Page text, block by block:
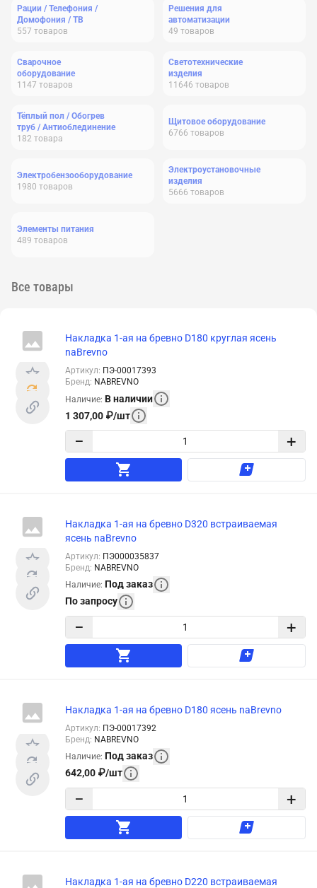
Рации / Телефония /
Домофония / ТВ
557 товаров
Решения для
автоматизации
49 товаров
Сварочное
оборудование
1147 товаров
Светотехнические
изделия
11646 товаров
Тёплый пол / Обогрев
труб / Антиоблединение
182 товара
Щитовое оборудование
6766 товаров
Электробензооборудование
1980 товаров
Электроустановочные
изделия
5666 товаров
Элементы питания
489 товаров
Все товары
Накладка 1-ая на бревно D180 круглая ясень
naBrevno
Артикул: ПЭ-00017393
Бренд: NABREVNO
Наличие: В наличии
1 307,00 ₽/шт
− +
Накладка 1-ая на бревно D320 встраиваемая
ясень naBrevno
Артикул: ПЭ000035837
Бренд: NABREVNO
Наличие: Под заказ
По запросу
− +
Накладка 1-ая на бревно D180 ясень naBrevno
Артикул: ПЭ-00017392
Бренд: NABREVNO
Наличие: Под заказ
642,00 ₽/шт
− +
Накладка 1-ая на бревно D220 встраиваемая